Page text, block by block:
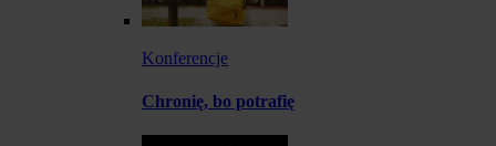
Konferencje
Chronię, bo potrafię